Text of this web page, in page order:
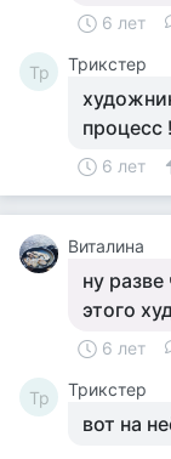
6 лет
Tp Tpикcтep
процесс !
6 лет
Виталина
ну
этого
6 лет
Tp Tpикcтep
вот на